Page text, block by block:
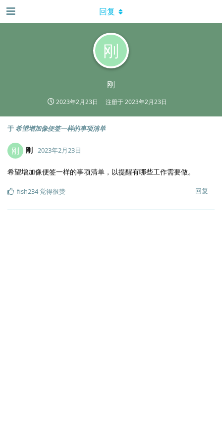
刚
刚
2023年2月23日 注册于2023年2月23日
回复
于希望增加像便签一样的事项清单
刚 刚 2023年2月23日
希望增加像便签一样的事项清单，以提醒有哪些工作需要做。
回复
fish234觉得很赞